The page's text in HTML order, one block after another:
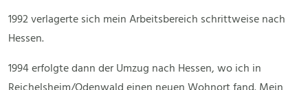
1992 verlagerte sich mein Arbeitsbereich schrittweise nach
Hessen.
1994 erfolgte dann der Umzug nach Hessen, wo ich in